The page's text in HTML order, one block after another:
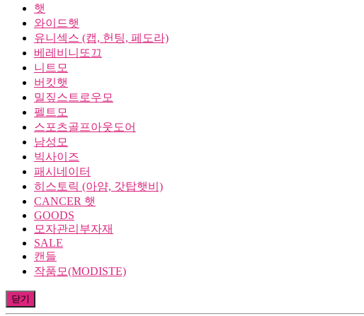
햇
와이드햇
유니섹스 (캡, 헌팅, 페도라)
베레비니또끄
니트모
버킷햇
밀짚스트로우모
펠트모
스포츠골프아웃도어
남성모
빅사이즈
패시네이터
히스토릭 (아얌, 갓탑햇비)
CANCER 햇
GOODS
모자관리부자재
SALE
캔들
작품모(MODISTE)
닫기